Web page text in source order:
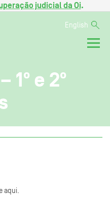
judicial da Oi.
English
1º e 2º
aqui.